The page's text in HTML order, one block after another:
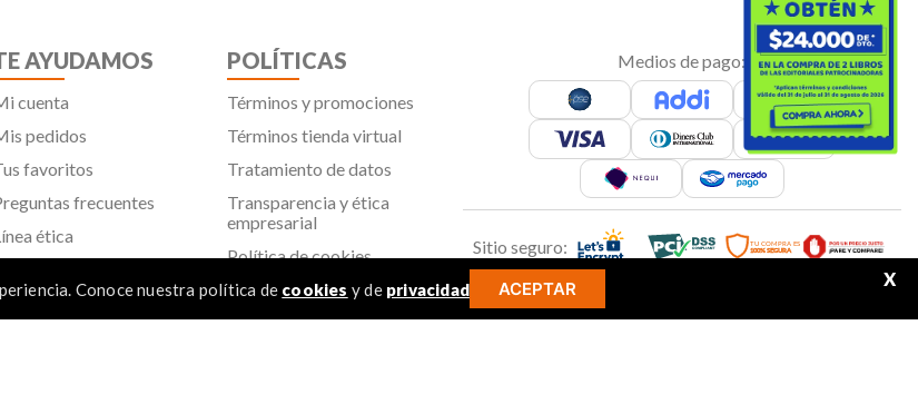
Conoce nuestra política de cookies y de privacidad ACEPTAR X
AYUDAMOS
cuenta
pedidos
favoritos
frecuentes
ética
POLÍTICAS
Términos y promociones
Términos tienda virtual
Tratamiento de datos
Transparencia y ética
empresarial
Política de cookies
Aviso de privacidad
SIC
Medios de pago:
Sitio seguro: